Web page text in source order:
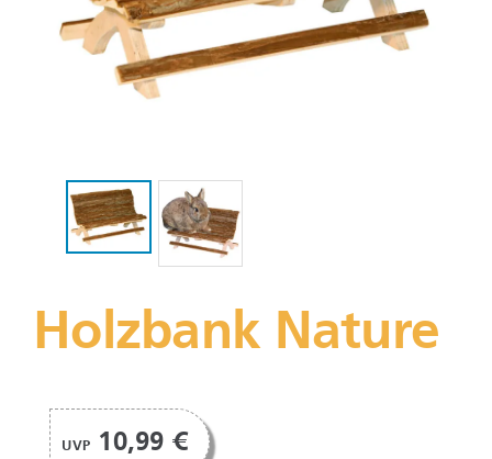
Holzbank Nature
UVP 10,99 €